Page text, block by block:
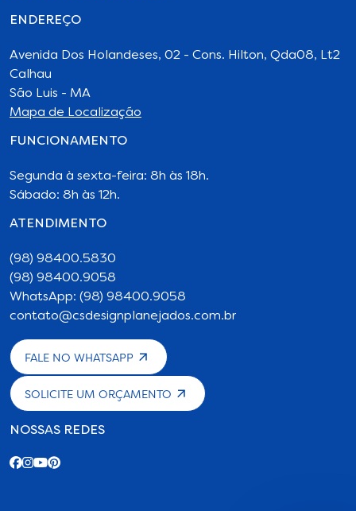
ENDEREÇO
Avenida Dos Holandeses, 02 - Cons. Hilton, Qda08, Lt2
Calhau
São Luis - MA
Mapa de Localização
FUNCIONAMENTO
Segunda à sexta-feira: 8h às 18h.
Sábado: 8h às 12h.
ATENDIMENTO
(98) 98400.5830
(98) 98400.9058
WhatsApp: (98) 98400.9058
contato@csdesignplanejados.com.br
FALE NO WHATSAPP
SOLICITE UM ORÇAMENTO
NOSSAS REDES